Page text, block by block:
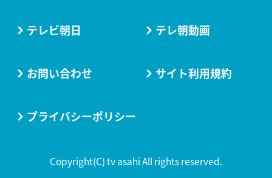
テレビ朝日 テレ朝動画
お問い合わせ サイト利用規約
プライバシーポリシー
Copyright(C) tv asahi All rights reserved.